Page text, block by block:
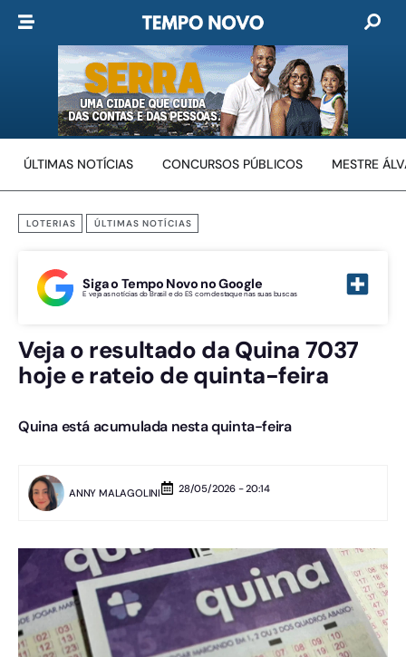
ÚLTIMAS NOTÍCIAS CONCURSOS PÚBLICOS MESTRE
LOTERIAS ÚLTIMAS NOTÍCIAS
Siga o Tempo Novo no Google
E veja as notícias do Brasil e do ES com destaque nas suas buscas
Veja o resultado da Quina 7037
hoje e rateio de quinta-feira
Quina está acumulada nesta quinta-feira
ANNY MALAGOLINI 28/05/2026 - 20:14